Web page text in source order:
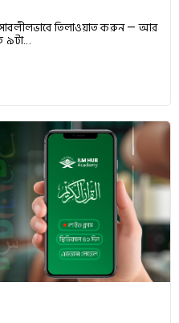
সাবলীলভাবে তিলাওয়াত করুন — আর